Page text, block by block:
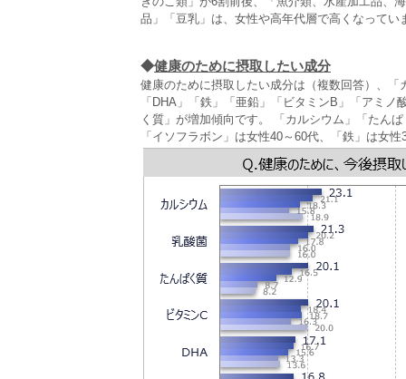
品」「豆乳」は、女性や高年代層で高くなってい
◆健康のために摂取したい成分
健康のために摂取したい成分は（複数回答）、
「DHA」「鉄」「亜鉛」「ビタミンB」「アミ
く質」が増加傾向です。 「カルシウム」「たん
「イソフラボン」は女性40～60代、「鉄」は女